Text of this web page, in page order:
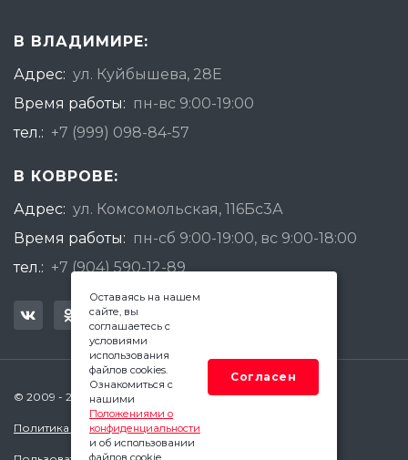
В ВЛАДИМИРЕ:
Адрес: ул. Куйбышева, 28Е
Время работы: пн-вс 9:00-19:00
тел.: +7 (999) 098-84-57
В КОВРОВЕ:
Адрес: ул. Комсомольская, 116Бс3А
Время работы: пн-сб 9:00-19:00, вс 9:00-18:00
тел.: +7 (904) 590-12-89
© 2009 - 2026 Квадратный Метр - Ковров
Политика конфиденциальности
Оставаясь на нашем
сайте, вы
соглашаетесь с
условиями
использования
файлов cookies.
Ознакомиться с
нашими
Положениями о
конфиденциальности
и об использовании
файлов cookie.
Согласен